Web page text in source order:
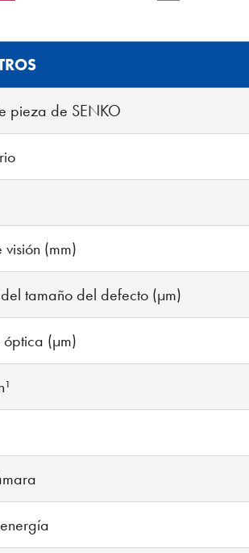
pieza de SENKO
(mm)
tamaño del defecto (µm)
óptica (µm)